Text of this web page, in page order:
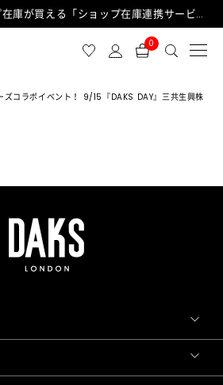
完売でもリアルショップ在庫が買える「ショップ在庫連携サービス」が日中もご利用可能になりました！
0
ズコラボイベント！ 9/15『DAKS DAY』三共生興株